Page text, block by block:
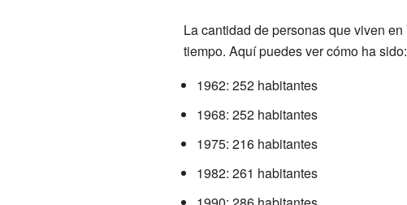
La cantidad de personas que viven
tiempo. Aquí puedes ver cómo ha sido:
1962: 252 habitantes
1968: 252 habitantes
1975: 216 habitantes
1982: 261 habitantes